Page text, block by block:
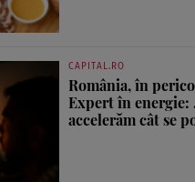
CAPITAL.RO
România, în
Expert în energie:
accelerăm cât se